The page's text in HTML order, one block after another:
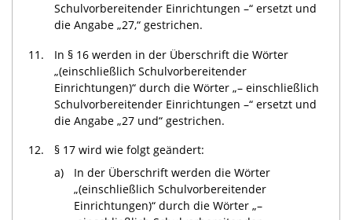
Schulvorbereitender Einrichtungen –“ ersetzt und
die Angabe „27,“ gestrichen.
11.
In § 16 werden in der Überschrift die Wörter
„(einschließlich Schulvorbereitender
Einrichtungen)“ durch die Wörter „– einschließlich
Schulvorbereitender Einrichtungen –“ ersetzt und
die Angabe „27 und“ gestrichen.
12.
§ 17 wird wie folgt geändert:
a)
In der Überschrift werden die Wörter
„(einschließlich Schulvorbereitender
Einrichtungen)“ durch die Wörter „–